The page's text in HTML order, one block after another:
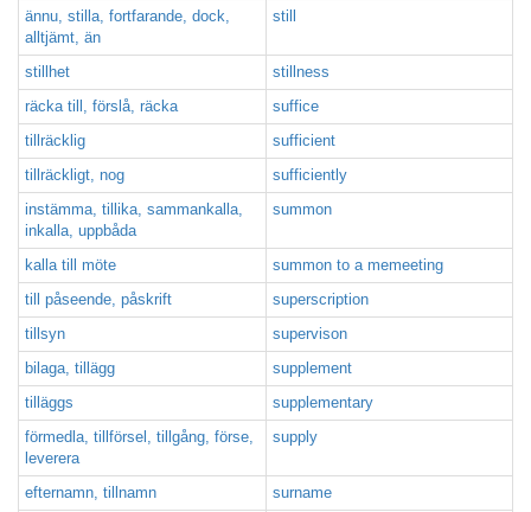
ännu, stilla, fortfarande, dock,
alltjämt, än
still
stillhet
stillness
räcka till, förslå, räcka
suffice
tillräcklig
sufficient
tillräckligt, nog
sufficiently
instämma, tillika, sammankalla,
inkalla, uppbåda
summon
kalla till möte
summon to a memeeting
till påseende, påskrift
superscription
tillsyn
supervison
bilaga, tillägg
supplement
tilläggs
supplementary
förmedla, tillförsel, tillgång, förse,
leverera
supply
efternamn, tillnamn surname